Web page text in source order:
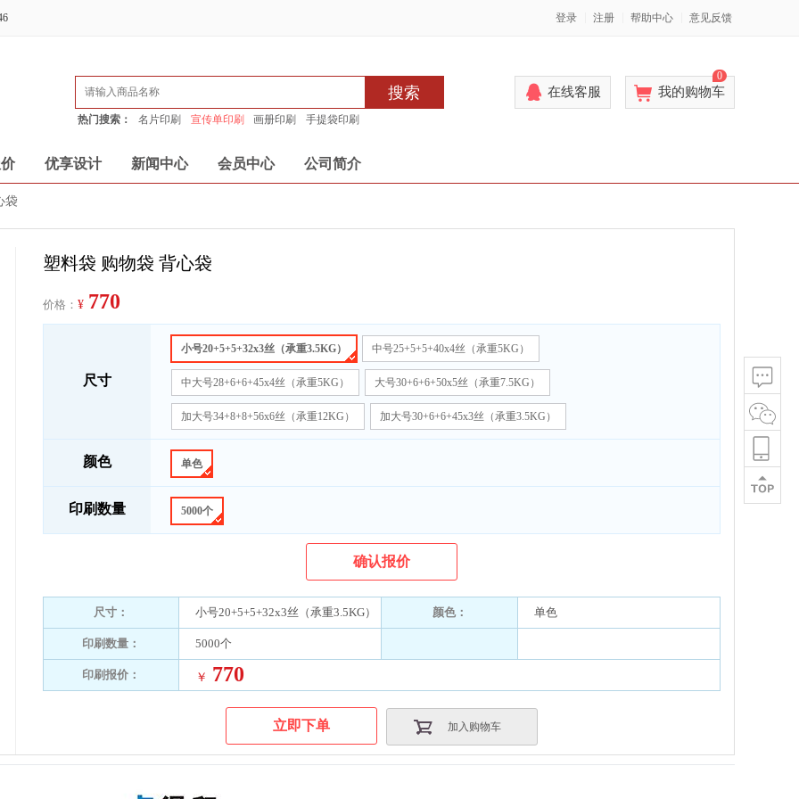
登录 注册 帮助中心 意见反馈
搜索
热门搜索： 名片印刷 宣传单印刷 画册印刷 手提袋印刷
在线客服 我的购物车
0
优享设计 新闻中心 会员中心 公司简介
袋
塑料袋 购物袋 背心袋
价格： ¥ 770
尺寸
小号20+5+5+32x3丝（承重3.5KG） 中号25+5+5+40x4丝（承重5KG）
中大号28+6+6+45x4丝（承重5KG） 大号30+6+6+50x5丝（承重7.5KG）
加大号34+8+8+56x6丝（承重12KG） 加大号30+6+6+45x3丝（承重3.5KG）
颜色 单色
印刷数量 5000个
确认报价
尺寸： 小号20+5+5+32x3丝（承重3.5KG） 颜色： 单色
印刷数量： 5000个
印刷报价： ￥ 770
立即下单 加入购物车